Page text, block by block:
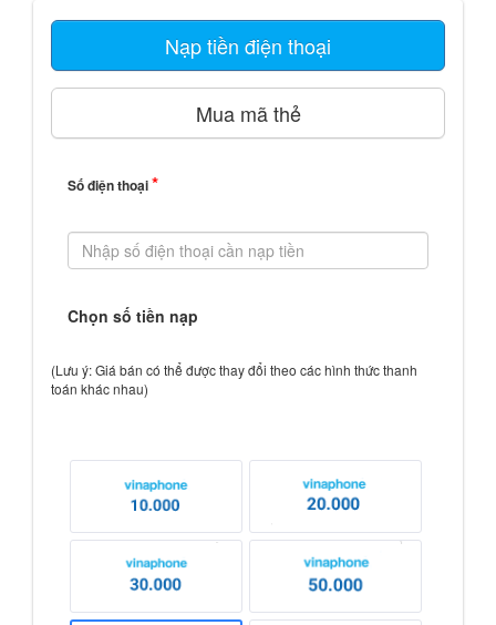
Nạp tiền điện thoại
Mua mã thẻ
Số điện thoại*
Chọn số tiền nạp
(Lưu ý: Giá bán có thể được thay đổi theo các hình thức thanh
toán khác nhau)